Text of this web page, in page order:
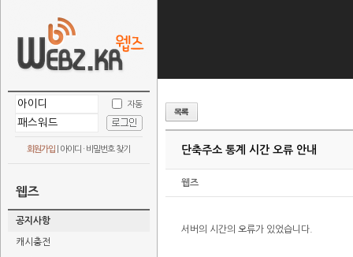
자동
회원가입 아이디 · 비밀번호 찾기
웹즈
공지사항
캐시충전
단축주소 통계 시간 오류 안내
웹즈
서버의 시간의 오류가 있었습니다.